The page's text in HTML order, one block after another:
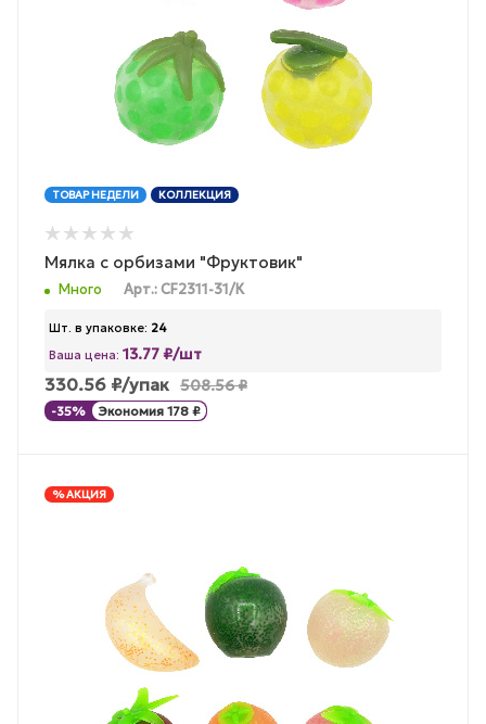
ТОВАР НЕДЕЛИ КОЛЛЕКЦИЯ
Мялка с орбизами "Фруктовик"
Много Арт.: CF2311-31/К
Шт. в упаковке: 24
Ваша цена: 13.77 ₽/шт
330.56 ₽/упак 508.56₽
-35% Экономия 178 ₽
% АКЦИЯ